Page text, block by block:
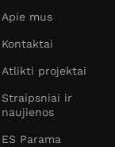
Apie mus
Kontaktai
Atlikti projektai
Straipsniai ir
naujienos
ES Parama